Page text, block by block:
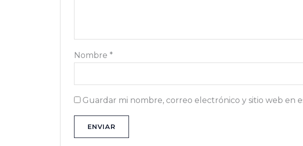
Nombre *
Guardar mi nombre, correo electrónico y sitio web en